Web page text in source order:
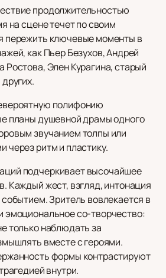
продолжительностью
на сцене течет по своим
пережить ключевые моменты в
как Пьер Безухов, Андрей
Ростова, Элен Курагина, старый
полифонию
планы душевной драмы одного
звучанием толпы или
через ритм и пластику.
подчеркивает высочайшее
Каждый жест, взгляд, интонация
Зритель вовлекается в
эмоциональное со-творчество:
только наблюдать за
вместе с героями.
формы контрастируют
внутри.